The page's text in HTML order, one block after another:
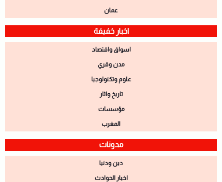
عمان
اخبار خفيفة
اسواق واقتصاد
مدن وقري
علوم وتكنولوجيا
تاريخ واثار
مؤسسات
المغرب
مدونات
دين ودنيا
اخبار الحوادث